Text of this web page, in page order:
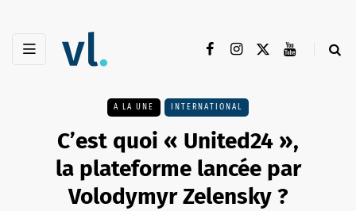
A LA UNE INTERNATIONAL
C’est quoi « United24 »,
la plateforme lancée par
Volodymyr Zelensky ?